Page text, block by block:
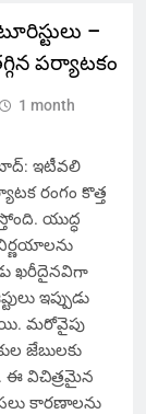
–
పర్యాటకం
1 month
ఇటీవలి
రంగం కొత్త
యుద్ధ
ఖరీదైనవిగా
ఇప్పుడు
మరోవైపు
జేబులకు
ఈ విచిత్రమైన
కారణాలను